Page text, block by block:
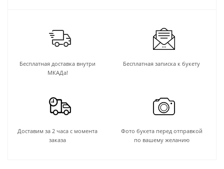
Бесплатная доставка внутри
МКАДа!
Бесплатная записка к букету
Доставим за 2 часа с момента
заказа
Фото букета перед отправкой
по вашему желанию